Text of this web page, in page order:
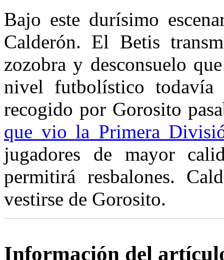
Bajo este durísimo
Calderón. El Betis
zozobra y desconsuelo
nivel futbolístico
recogido por Gorosito
que vio la Primera
jugadores de mayor
permitirá resbalones.
vestirse de Gorosito.
Información del